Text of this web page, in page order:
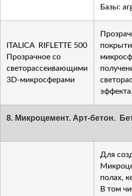
Базы:
ITALICA RIFLETTE 500
Прозрачное со
светорассеивающими
3D-микросферами
8. Микроцемент. Арт-бетон.
Для
полах,
В том